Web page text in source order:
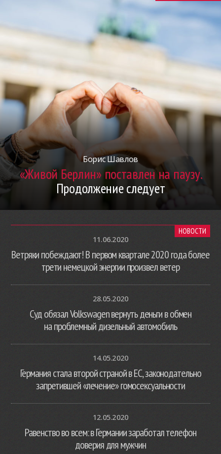
Борис Шавлов
«Живой Берлин» поставлен на паузу.
Продолжение следует
НОВОСТИ
11.06.2020
Ветряки побеждают! В первом квартале 2020 года более
трети немецкой энергии произвел ветер
28.05.2020
Суд обязал Volkswagen вернуть деньги в обмен
на проблемный дизельный автомобиль
14.05.2020
Германия стала второй страной в ЕС, законодательно
запретившей «лечение» гомосексуальности
12.05.2020
Равенство во всем: в Германии заработал телефон
доверия для мужчин